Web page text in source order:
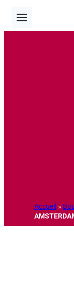
contenu
Accueil »